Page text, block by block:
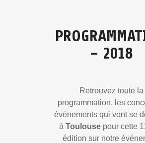
– 2018
Retrouvez toute la
programmation, les
événements qui vont se
à Toulouse pour cette
édition sur notre